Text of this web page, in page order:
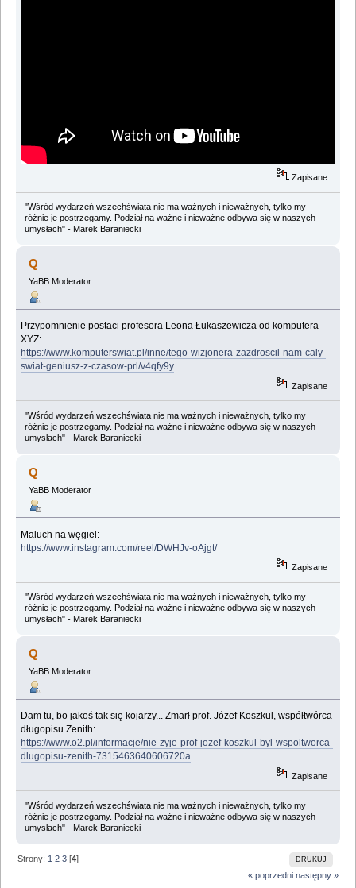
Zapisane
"Wśród wydarzeń wszechświata nie ma ważnych i nieważnych, tylko my
różnie je postrzegamy. Podział na ważne i nieważne odbywa się w naszych
umysłach" - Marek Baraniecki
Q
YaBB Moderator
Przypomnienie postaci profesora Leona Łukaszewicza od komputera
XYZ:
https://www.komputerswiat.pl/inne/tego-wizjonera-zazdroscil-nam-caly-
swiat-geniusz-z-czasow-prl/v4qfy9y
Zapisane
"Wśród wydarzeń wszechświata nie ma ważnych i nieważnych, tylko my
różnie je postrzegamy. Podział na ważne i nieważne odbywa się w naszych
umysłach" - Marek Baraniecki
Q
YaBB Moderator
Maluch na węgiel:
https://www.instagram.com/reel/DWHJv-oAjgt/
Zapisane
"Wśród wydarzeń wszechświata nie ma ważnych i nieważnych, tylko my
różnie je postrzegamy. Podział na ważne i nieważne odbywa się w naszych
umysłach" - Marek Baraniecki
Q
YaBB Moderator
Dam tu, bo jakoś tak się kojarzy... Zmarł prof. Józef Koszkul, współtwórca
długopisu Zenith:
https://www.o2.pl/informacje/nie-zyje-prof-jozef-koszkul-byl-wspoltworca-
dlugopisu-zenith-7315463640606720a
Zapisane
"Wśród wydarzeń wszechświata nie ma ważnych i nieważnych, tylko my
różnie je postrzegamy. Podział na ważne i nieważne odbywa się w naszych
umysłach" - Marek Baraniecki
DRUKUJ
Strony: 1 2 3 [4]
« poprzedni następny »